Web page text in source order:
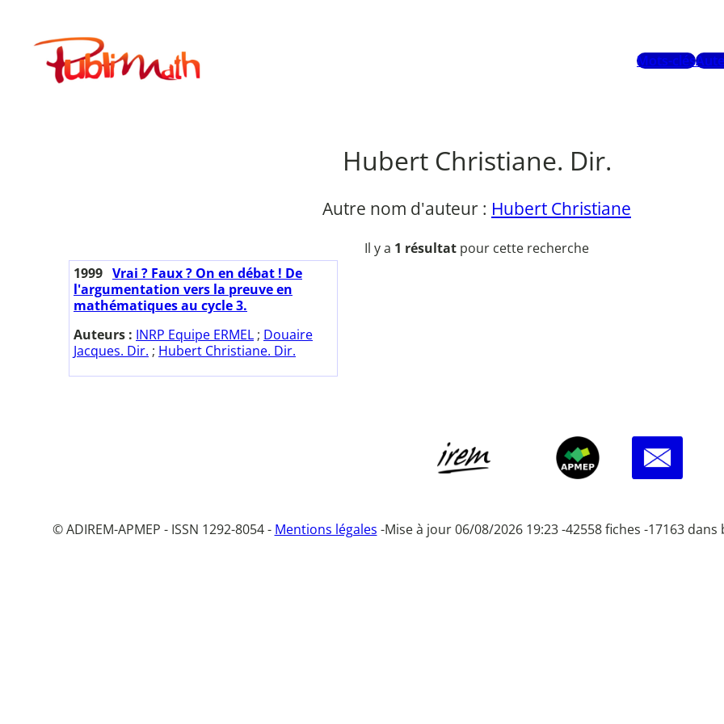
contenuPublimath
Mots-clés
Hubert Christiane. Dir.
Autre nom d'auteur : Hubert Christiane
Il y a 1 résultat pour cette recherche
1999 Vrai ? Faux ? On en débat ! De
l'argumentation vers la preuve en
mathématiques au cycle 3.
Auteurs : INRP Equipe ERMEL ; Douaire
Jacques. Dir. ; Hubert Christiane. Dir.
© ADIREM-APMEP - ISSN 1292-8054 - Mentions légales -Mise à jour 06/08/2026 19:23 -42558 fiches -17163